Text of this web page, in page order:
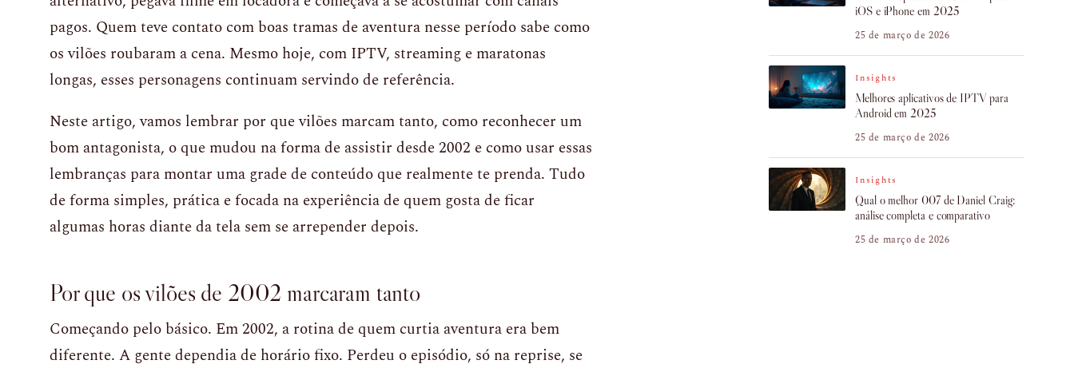
pagos. Quem teve contato com boas tramas de aventura nesse período sabe como
os vilões roubaram a cena. Mesmo hoje, com IPTV, streaming e maratonas
longas, esses personagens continuam servindo de referência.
Neste artigo, vamos lembrar por que vilões marcam tanto, como reconhecer um
bom antagonista, o que mudou na forma de assistir desde 2002 e como usar essas
lembranças para montar uma grade de conteúdo que realmente te prenda. Tudo
de forma simples, prática e focada na experiência de quem gosta de ficar
algumas horas diante da tela sem se arrepender depois.
Por que os vilões de 2002 marcaram tanto
Começando pelo básico. Em 2002, a rotina de quem curtia aventura era bem
diferente. A gente dependia de horário fixo. Perdeu o episódio, só na reprise, se
iOS e iPhone em 2025
25 de março de 2026
Insights
Melhores aplicativos de IPTV para
Android em 2025
25 de março de 2026
Insights
Qual o melhor 007 de Daniel Craig:
análise completa e comparativo
25 de março de 2026